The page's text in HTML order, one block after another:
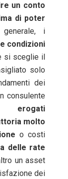
un conto
di poter
i
condizioni
si sceglie il
solo
dei
consulente
erogati
molto
o costi
delle rate
un asset
dei